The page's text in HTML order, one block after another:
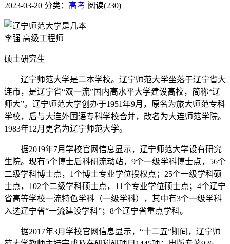
2023-03-20 分类： 高考 阅读(230)
李强 高级工程师
硕士研究生
辽宁师范大学是二本学校。辽宁师范大学坐落于辽宁省大
连市，是辽宁省“双一流”国内高水平大学建设高校，简称“辽
师大”。辽宁师范大学创办于1951年9月，原名为旅大师范专科
学校，后与大连外国语专科学校合并，改名为大连师范学院。
1983年12月更名为辽宁师范大学。
据2019年7月学校官网信息显示，辽宁师范大学设有研究
生院。现有5个博士后科研流动站，9个一级学科博士点，56个
二级学科博士点，1个博士专业学位授权点；25个一级学科硕
士点，102个二级学科硕士点，11个专业学位硕士点；4个辽宁
省高等学校一流特色学科（一级学科），其中有3个一级学科
入选辽宁省“一流建设学科”；8个辽宁省重点学科。
据2017年3月学校官网信息显示，“十二五”期间，辽宁师